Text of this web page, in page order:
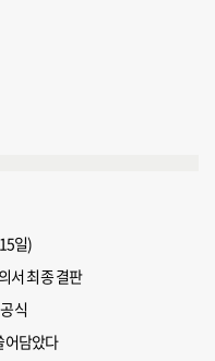
일)
서 최종 결판
식
어담았다